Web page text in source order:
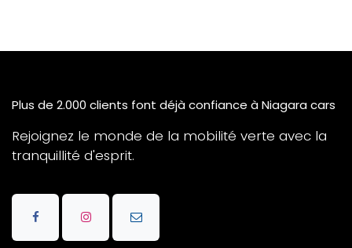
Plus de 2.000 clients font déjà confiance à Niagara cars
Rejoignez le monde de la mobilité verte avec la
tranquillité d'esprit.